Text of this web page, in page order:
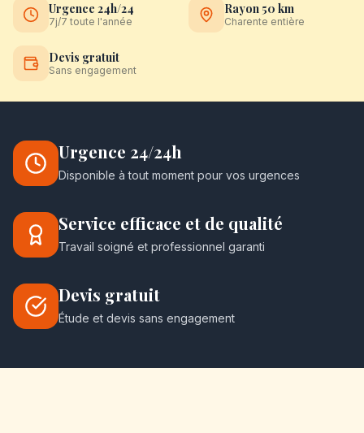
Urgence 24h/24
7j/7 toute l'année
Rayon 50 km
Charente entière
Devis gratuit
Sans engagement
Urgence 24/24h
Disponible à tout moment pour vos urgences
Service efficace et de qualité
Travail soigné et professionnel garanti
Devis gratuit
Étude et devis sans engagement